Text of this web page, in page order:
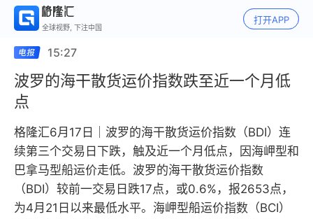
全球视野, 下注中国
打开APP
15:27
波罗的海干散货运价指数跌至近一个月低
点
格隆汇6月17日｜波罗的海干散货运价指数（BDI）连
续第三个交易日下跌，触及近一个月低点，因海岬型和
巴拿马型船运价走低。波罗的海干散货运价指数
（BDI）较前一交易日跌17点，或0.6%，报2653点，
为4月21日以来最低水平。海岬型船运价指数（BCI）